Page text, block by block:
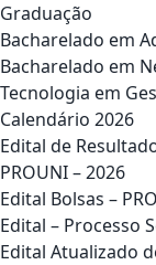
Graduação
Bacharelado em
Bacharelado em
Tecnologia em
Calendário 2026
Edital de
PROUNI – 2026
Edital Bolsas –
Edital – Processo
Edital Atualizado